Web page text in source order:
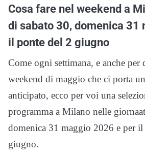
Cosa fare nel weekend a
di sabato 30, domenica 31
il ponte del 2 giugno
Come ogni settimana, e anche per
weekend di maggio che ci porta
anticipato, ecco per voi una
programma a Milano nelle
domenica 31 maggio 2026 e per
giugno.